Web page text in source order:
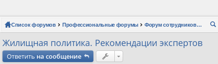
и ат
ел
и
ац
Список форумов Профессиональные форумы
Форум сотрудников местного самоуправления
Жилищная политика. Рекомендации экспертов
Ответить на сообщение